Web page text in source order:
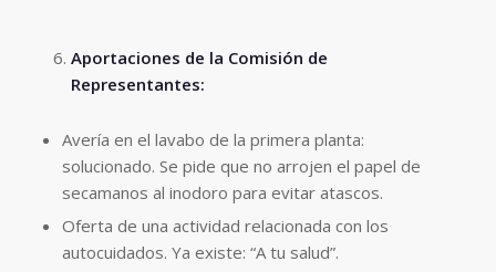
Aportaciones de la Comisión de
Representantes:
Avería en el lavabo de la primera planta:
solucionado. Se pide que no arrojen el papel de
secamanos al inodoro para evitar atascos.
Oferta de una actividad relacionada con los
autocuidados. Ya existe: “A tu salud”.